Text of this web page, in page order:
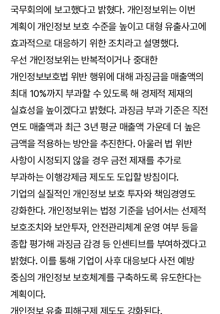
국무회의에 보고했다고 밝혔다. 개인정보위는 이번
계획이 개인정보 보호 수준을 높이고 대형 유출사고에
효과적으로 대응하기 위한 조치라고 설명했다.
우선 개인정보위는 반복적이거나 중대한
개인정보보호법 위반 행위에 대해 과징금을 매출액의
최대 10%까지 부과할 수 있도록 해 경제적 제재의
실효성을 높이겠다고 밝혔다. 과징금 부과 기준은 직전
연도 매출액과 최근 3년 평균 매출액 가운데 더 높은
금액을 적용하는 방안을 추진한다. 아울러 법 위반
사항이 시정되지 않을 경우 금전 제재를 추가로
부과하는 이행강제금 제도도 도입할 방침이다.
기업의 실질적인 개인정보 보호 투자와 책임경영도
강화한다. 개인정보위는 법정 기준을 넘어서는 선제적
보호조치와 보안투자, 안전관리체계 운영 여부 등을
종합 평가해 과징금 감경 등 인센티브를 부여하겠다고
밝혔다. 이를 통해 기업이 사후 대응보다 사전 예방
중심의 개인정보 보호체계를 구축하도록 유도한다는
계획이다.
개인정보 유출 피해구제 제도도 강화된다.